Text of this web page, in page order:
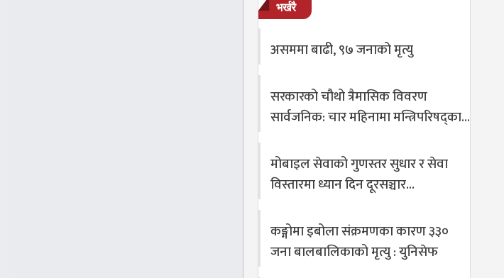
भर्खरै
असममा बाढी, ९७ जनाको मृत्यु
सरकारको चौथो त्रैमासिक विवरण
सार्वजनिक: चार महिनामा मन्त्रिपरिषद्का…
मोबाइल सेवाको गुणस्तर सुधार र सेवा
विस्तारमा ध्यान दिन दूरसञ्चार…
कङ्गोमा इबोला संक्रमणका कारण ३३०
जना बालबालिकाको मृत्यु : युनिसेफ